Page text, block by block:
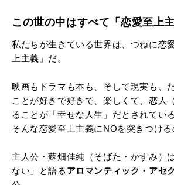
この世の中はすべて「恋愛至上主
私たちが生きている世界は、つねに恋
上主義」だ。
映画もドラマも本も、そして現実も、
ことが好きで好きで、楽しくて、恋人
ることが「幸せな人生」だとされている
そんな恋愛至上主義にNOを突きつける
主人公・蘇畑佳純（そばた・かすみ）
ない」と語る アロマンティック・アセ